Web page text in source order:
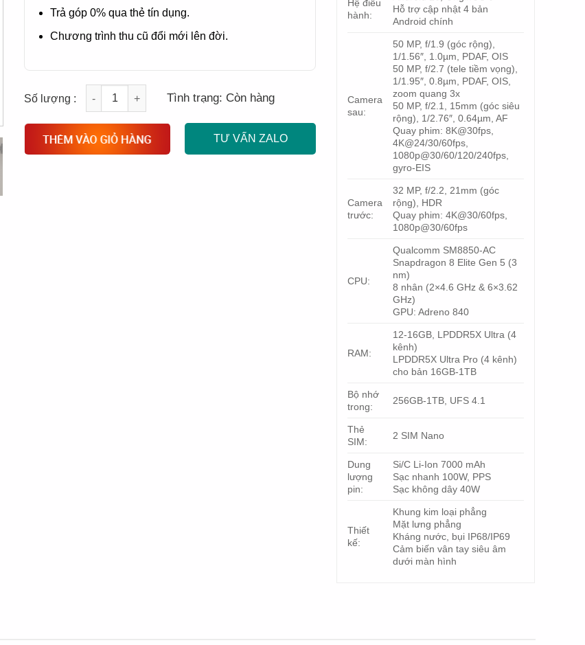
Trả góp 0% qua thẻ tín dụng.
Chương trình thu cũ đổi mới lên đời.
Quantity
Tình trạng: Còn hàng
TƯ VẤN ZALO
Hệ điều
hành:
Hỗ trợ cập nhật 4 bản
Android chính
Camera
sau:
50 MP, f/1.9 (góc rộng),
1/1.56″, 1.0µm, PDAF, OIS
50 MP, f/2.7 (tele tiềm vọng),
1/1.95″, 0.8µm, PDAF, OIS,
zoom quang 3x
50 MP, f/2.1, 15mm (góc siêu
rộng), 1/2.76″, 0.64µm, AF
Quay phim: 8K@30fps,
4K@24/30/60fps,
1080p@30/60/120/240fps,
gyro-EIS
Camera
trước:
32 MP, f/2.2, 21mm (góc
rộng), HDR
Quay phim: 4K@30/60fps,
1080p@30/60fps
CPU:
Qualcomm SM8850-AC
Snapdragon 8 Elite Gen 5 (3
nm)
8 nhân (2×4.6 GHz & 6×3.62
GHz)
GPU: Adreno 840
RAM:
12-16GB, LPDDR5X Ultra (4
kênh)
LPDDR5X Ultra Pro (4 kênh)
cho bản 16GB-1TB
Bộ nhớ
trong:
256GB-1TB, UFS 4.1
Thẻ
SIM:
2 SIM Nano
Dung
lượng
pin:
Si/C Li-Ion 7000 mAh
Sạc nhanh 100W, PPS
Sạc không dây 40W
Thiết
kế:
Khung kim loại phẳng
Mặt lưng phẳng
Kháng nước, bụi IP68/IP69
Cảm biến vân tay siêu âm
dưới màn hình